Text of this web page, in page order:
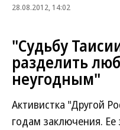
28.08.2012, 14:02
"Судьбу
разделить
неугодным"
Активистка "Другой
годам заключения.